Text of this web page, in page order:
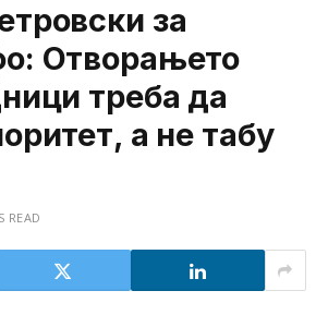
за
Отворањето
треба да
а не табу
READ